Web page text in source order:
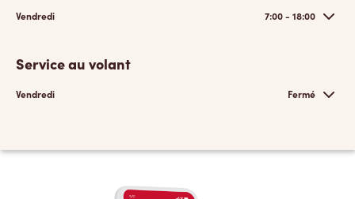
Vendredi 7:00 - 18:00
Service au volant
Vendredi Fermé